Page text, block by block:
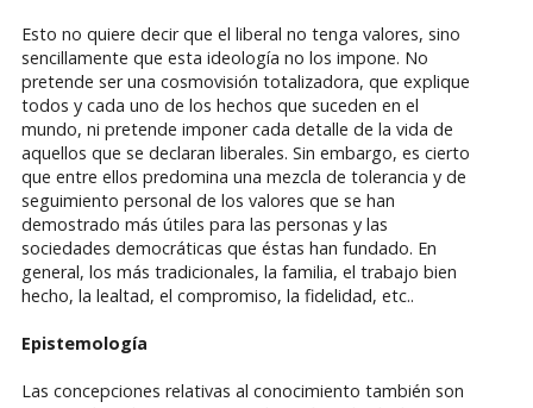
Esto no quiere decir que el liberal no tenga valores, sino
sencillamente que esta ideología no los impone. No
pretende ser una cosmovisión totalizadora, que explique
todos y cada uno de los hechos que suceden en el
mundo, ni pretende imponer cada detalle de la vida de
aquellos que se declaran liberales. Sin embargo, es cierto
que entre ellos predomina una mezcla de tolerancia y de
seguimiento personal de los valores que se han
demostrado más útiles para las personas y las
sociedades democráticas que éstas han fundado. En
general, los más tradicionales, la familia, el trabajo bien
hecho, la lealtad, el compromiso, la fidelidad, etc..
Epistemología
Las concepciones relativas al conocimiento también son